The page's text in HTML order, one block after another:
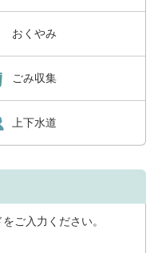
おくやみ
ごみ収集
上下水道
ご入力ください。